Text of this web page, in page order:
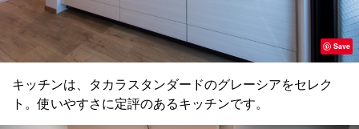
Save
キッチンは、タカラスタンダードのグレーシアをセレク
ト。使いやすさに定評のあるキッチンです。